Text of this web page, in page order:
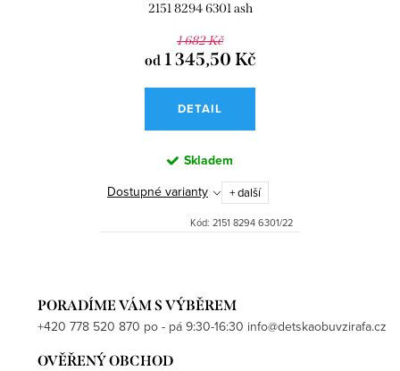
2151 8294 6301 ash
1 682 Kč
od1 345,50 Kč
DETAIL
Skladem
Dostupné varianty
+ další
Kód: 2151 8294 6301/22
PORADÍME VÁM S VÝBĚREM
+420 778 520 870 po - pá 9:30-16:30 info@detskaobuvzirafa.cz
OVĚŘENÝ OBCHOD